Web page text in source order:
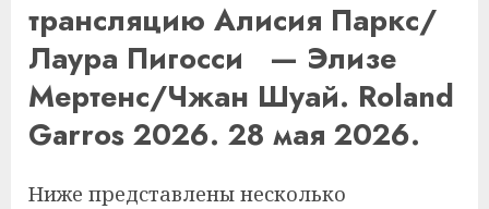
трансляцию Алисия Паркс/
Лаура Пигосси — Элизе
Мертенс/Чжан Шуай. Roland
Garros 2026. 28 мая 2026.
Ниже представлены несколько